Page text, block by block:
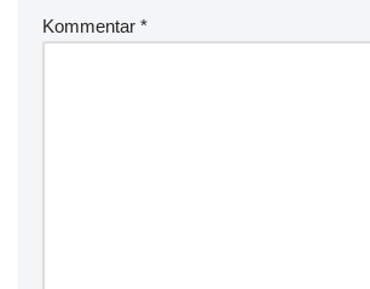
Kommentar *